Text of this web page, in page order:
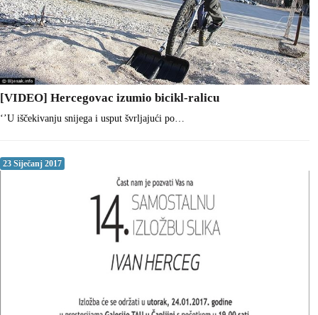
[VIDEO] Hercegovac izumio bicikl-ralicu
‘’U iščekivanju snijega i usput švrljajući po…
23 Siječanj 2017